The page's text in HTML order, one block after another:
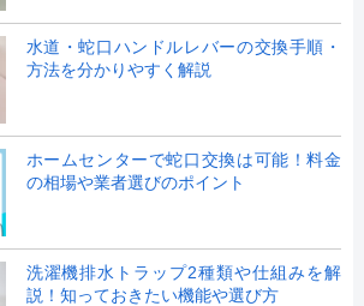
水道・蛇口ハンドルレバーの交換手順・
方法を分かりやすく解説
ホームセンターで蛇口交換は可能！料金
の相場や業者選びのポイント
洗濯機排水トラップ2種類や仕組みを解
説！知っておきたい機能や選び方